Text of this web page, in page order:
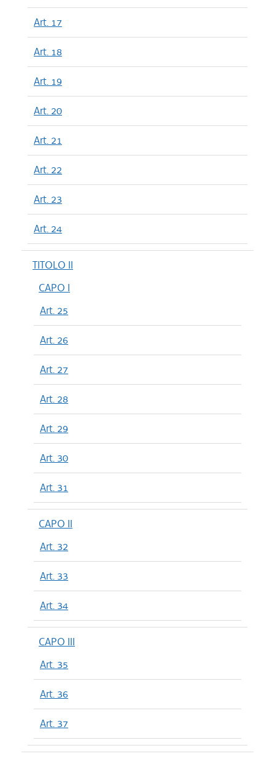
Art. 17
Art. 18
Art. 19
Art. 20
Art. 21
Art. 22
Art. 23
Art. 24
TITOLO II
CAPO I
Art. 25
Art. 26
Art. 27
Art. 28
Art. 29
Art. 30
Art. 31
CAPO II
Art. 32
Art. 33
Art. 34
CAPO III
Art. 35
Art. 36
Art. 37